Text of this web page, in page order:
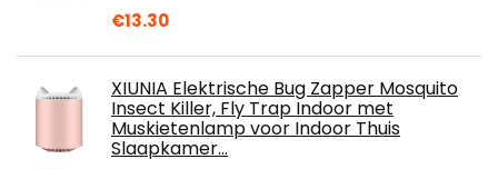
€13.30
XIUNIA Elektrische Bug Zapper Mosquito
Insect Killer, Fly Trap Indoor met
Muskietenlamp voor Indoor Thuis
Slaapkamer…